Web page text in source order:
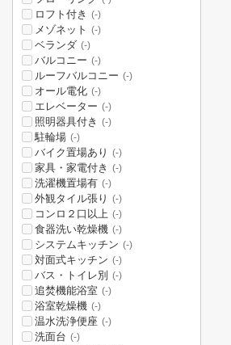
ロフト付き (-)
メゾネット (-)
ベランダ (-)
バルコニー (-)
ルーフバルコニー (-)
オール電化 (-)
エレベーター (-)
照明器具付き (-)
駐輪場 (-)
バイク置場あり (-)
家具・家電付き (-)
洗濯機置場有 (-)
外観タイル張り (-)
コンロ２口以上 (-)
食器洗い乾燥機 (-)
システムキッチン (-)
対面式キッチン (-)
バス・トイレ別 (-)
追焚機能浴室 (-)
浴室乾燥機 (-)
温水洗浄便座 (-)
洗面台 (-)